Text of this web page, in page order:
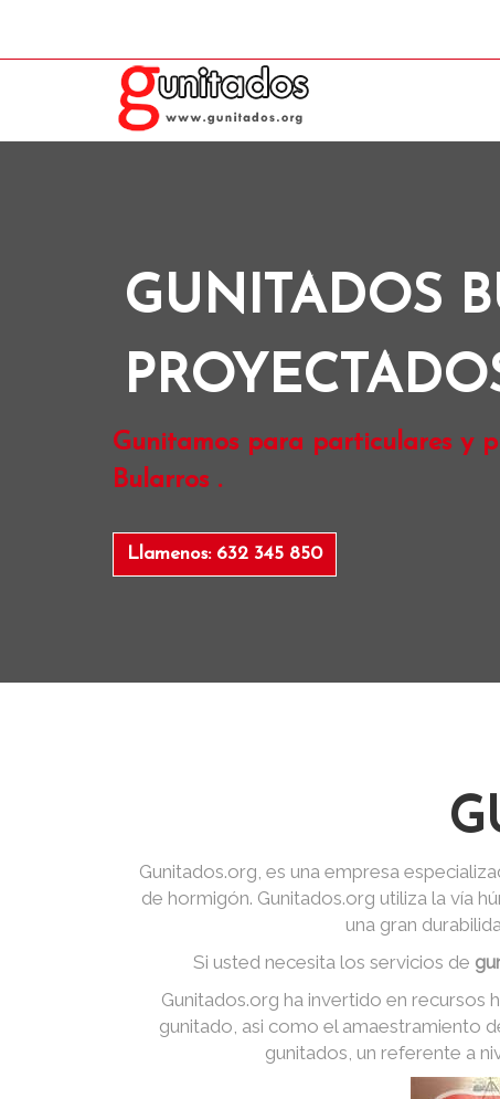
GUNITADOS
Gunitamos para particulares y
Bularros .
Llamenos: 632 345 850
Gunitados.org, es una empresa
de hormigón. Gunitados.org utiliza la vía
una gran
Si usted necesita los servicios de
Gunitados.org ha invertido en recursos
gunitado, asi como el amaestramiento
gunitados, un referente a